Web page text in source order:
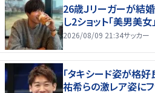
26歳Ｊリーガーが結
し2ショット「美男美女
2026/08/09 21:34サッカー
「タキシード姿が格
祐希らの激レア姿に